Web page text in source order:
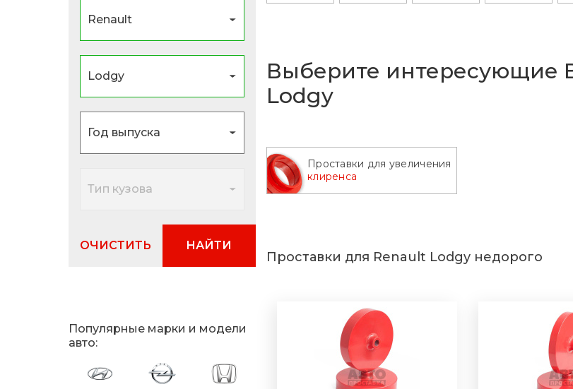
ОЧИСТИТЬ НАЙТИ
Популярные марки и модели
авто:
Выберите интересующие
Lodgy
Проставки для увеличения
клиренса
Проставки для Renault Lodgy недорого